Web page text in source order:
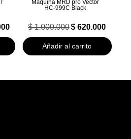
El
actual
es:
$ 620.000.
Maquina MRD pro Vector
HC‑999C Black
$1.000.000 El
precio
original
era:
$ 620.000
actual
es:
$ 620.000.
Añadir al carrito